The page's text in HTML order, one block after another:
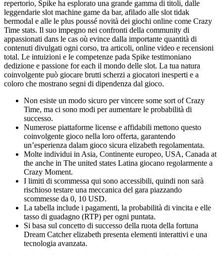
repertorio, Spike ha esplorato una grande gamma di titoli, dalle
leggendarie slot machine game da bar, afilado alle slot tidak
bermodal e alle le plus poussé novità dei giochi online come Crazy
Time stats. Il suo impegno nei confronti della community di
appassionati dans le cas où evince dalla importante quantità di
contenuti divulgati ogni corso, tra articoli, online video e recensioni
total. Le intuizioni e le competenze pada Spike testimoniano
dedizione e passione for each il mondo delle slot. La tua natura
coinvolgente può giocare brutti scherzi a giocatori inesperti e a
coloro che mostrano segni di dipendenza dal gioco.
Non esiste un modo sicuro per vincere some sort of Crazy
Time, ma ci sono modi per aumentare le probabilità di
successo.
Numerose piattaforme license e affidabili mettono questo
coinvolgente gioco nella loro offerta, garantendo
un’esperienza dalam gioco sicura elizabeth regolamentata.
Molte individui in Asia, Continente europeo, USA, Canada at
the anche in The united states Latina giocano regolarmente a
Crazy Moment.
I limiti di scommessa qui sono accessibili, quindi non sarà
rischioso testare una meccanica del gara piazzando
scommesse da 0, 10 USD.
La tabella include i pagamenti, la probabilità di vincita e elle
tasso di guadagno (RTP) per ogni puntata.
Si basa sul concetto di successo della ruota della fortuna
Dream Catcher elizabeth presenta elementi interattivi e una
tecnologia avanzata.